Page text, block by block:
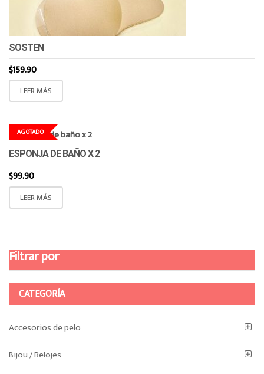
SOSTEN
$159.90
LEER MÁS
AGOTADO
ESPONJA DE BAÑO X 2
$99.90
LEER MÁS
Filtrar por
CATEGORÍA
Accesorios de pelo
Bijou / Relojes